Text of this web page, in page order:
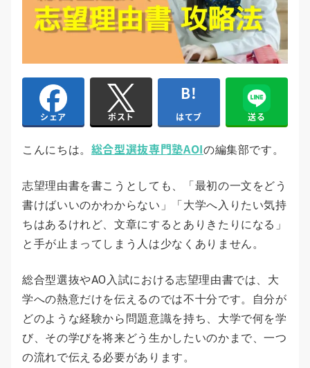
シェア ポスト はてブ 送る
こんにちは。 総合型選抜専門塾AOIの編集部です。
志望理由書を書こうとしても、「最初の一文をどう
書けばいいのかわからない」「大学へ入りたい気持
ちはあるけれど、文章にするとありきたりになる」
と手が止まってしまう人は少なくありません。
総合型選抜やAO入試における志望理由書では、大
学への熱意だけを伝えるのでは不十分です。自分が
どのような経験から問題意識を持ち、大学で何を学
び、その学びを将来どう生かしたいのかまで、一つ
の流れで伝える必要があります。